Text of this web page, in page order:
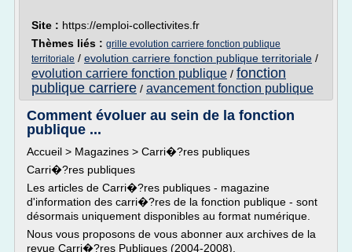
Site : https://emploi-collectivites.fr
Thèmes liés : grille evolution carriere fonction publique
territoriale / evolution carriere fonction publique territoriale /
evolution carriere fonction publique / fonction
publique carriere / avancement fonction publique
Comment évoluer au sein de la fonction
publique ...
Accueil > Magazines > Carri�?res publiques
Carri�?res publiques
Les articles de Carri�?res publiques - magazine
d'information des carri�?res de la fonction publique - sont
désormais uniquement disponibles au format numérique.
Nous vous proposons de vous abonner aux archives de la
revue Carri�?res Publiques (2004-2008).